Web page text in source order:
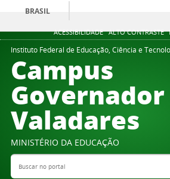
ACESSIBILIDADE ALTO CONTRASTE
BRASIL
Instituto Federal de Educação, Ciência e
Campus
Governador
Valadares
MINISTÉRIO DA EDUCAÇÃO
Buscar no portal